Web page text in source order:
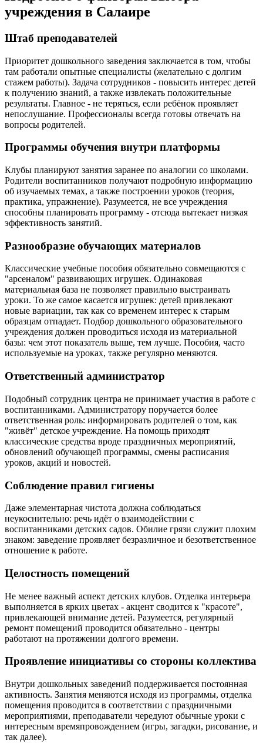
учреждения в Салаире
Штаб преподавателей
Приоритет дошкольного заведения заключается в том, чтобы
там работали опытные специалисты (желательно с долгим
стажем работы). Задача сотрудников - повысить интерес детей
к получению знаний, а также извлекать положительные
результаты. Главное - не теряться, если ребёнок проявляет
непослушание. Профессионалы всегда готовы отвечать на
вопросы родителей.
Программы обучения внутри платформы
Клубы планируют занятия заранее по аналогии со школами.
Родители воспитанников получают подробную информацию
об изучаемых темах, а также построении уроков (теория,
практика, упражнение). Разумеется, не все учреждения
способны планировать программу - отсюда вытекает низкая
эффективность занятий.
Разнообразие обучающих материалов
Классические учебные пособия обязательно совмещаются с
"арсеналом" развивающих игрушек. Одинаковая
материальная база не позволяет правильно выстраивать
уроки. То же самое касается игрушек: детей привлекают
новые вариации, так как со временем интерес к старым
образцам отпадает. Подбор дошкольного образовательного
учреждения должен проводиться исходя из материальной
базы: чем этот показатель выше, тем лучше. Пособия, часто
используемые на уроках, также регулярно меняются.
Ответственный администратор
Подобный сотрудник центра не принимает участия в работе с
воспитанниками. Администратору поручается более
ответственная роль: информировать родителей о том, как
"живёт" детское учреждение. На помощь приходят
классические средства вроде праздничных мероприятий,
обновлений обучающей программы, смены расписания
уроков, акций и новостей.
Соблюдение правил гигиены
Даже элементарная чистота должна соблюдаться
неукоснительно: речь идёт о взаимодействии с
воспитанниками детских садов. Обилие грязи служит плохим
знаком: заведение проявляет безразличное и безответственное
отношение к работе.
Целостность помещений
Не менее важный аспект детских клубов. Отделка интерьера
выполняется в ярких цветах - акцент сводится к "красоте",
привлекающей внимание детей. Разумеется, регулярный
ремонт помещений проводится обязательно - центры
работают на протяжении долгого времени.
Проявление инициативы со стороны коллектива
Внутри дошкольных заведений поддерживается постоянная
активность. Занятия меняются исходя из программы, отделка
помещения проводится в соответствии с праздничными
мероприятиями, преподаватели чередуют обычные уроки с
интересным времяпровождением (игры, загадки, рисование, и
так далее).